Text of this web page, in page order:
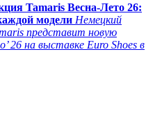
Tamaris Весна-Лето 26:
модели Немецкий
представит новую
26 на выставке Euro Shoes в